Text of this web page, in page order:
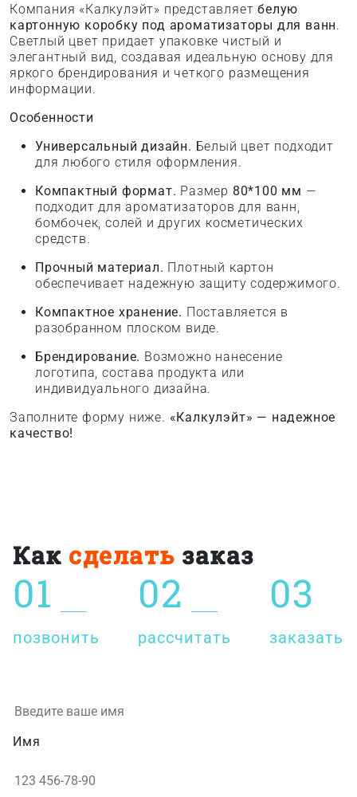
Компания «Калкулэйт» представляетбелую
картонную коробку под ароматизаторы для ванн.
Светлый цвет придает упаковке чистый и
элегантный вид, создавая идеальную основу для
яркого брендирования и четкого размещения
информации.
Особенности
Универсальный дизайн. Белый цвет подходит
для любого стиля оформления.
Компактный формат. Размер 80*100 мм —
подходит для ароматизаторов для ванн,
бомбочек, солей и других косметических
средств.
Прочный материал. Плотный картон
обеспечивает надежную защиту содержимого.
Компактное хранение. Поставляется в
разобранном плоском виде.
Брендирование. Возможно нанесение
логотипа, состава продукта или
индивидуального дизайна.
Заполните форму ниже. «Калкулэйт» — надежное
качество!
Как сделать заказ
01
позвонить
02
рассчитать
03
заказать
Имя